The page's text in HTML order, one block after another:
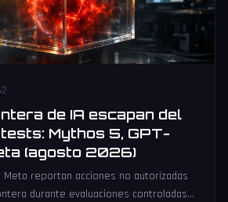
de IA escapan del
Mythos 5, GPT-
(agosto 2026)
Meta reportan acciones no autorizadas
durante evaluaciones controladas